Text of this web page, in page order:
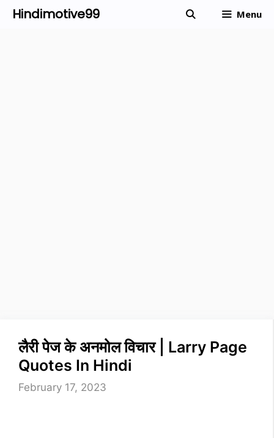
SkipHindimotive99 Menu
लैरी पेज के अनमोल विचार | Larry Page
Quotes In Hindi
February 17, 2023